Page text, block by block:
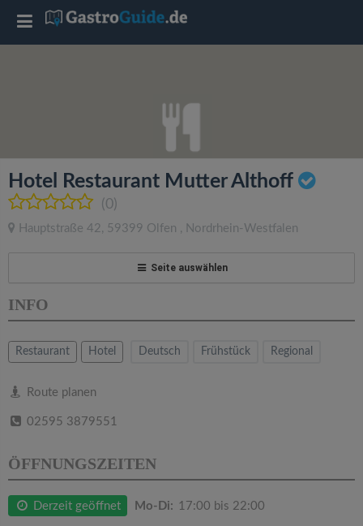
Hotel Restaurant Mutter Althoff
(0)
Hauptstraße 42, 59399 Olfen , Nordrhein-Westfalen
Seite auswählen
INFO
Restaurant Hotel Deutsch Frühstück Regional
Route planen
02595 3879551
ÖFFNUNGSZEITEN
Derzeit geöffnet Mo-Di: 17:00 bis 22:00
T
l
e
a
v
a